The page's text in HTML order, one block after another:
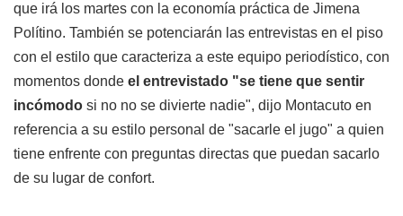
que irá los martes con la economía práctica de Jimena
Polítino. También se potenciarán las entrevistas en el piso
con el estilo que caracteriza a este equipo periodístico, con
momentos donde el entrevistado "se tiene que sentir
incómodo si no no se divierte nadie", dijo Montacuto en
referencia a su estilo personal de "sacarle el jugo" a quien
tiene enfrente con preguntas directas que puedan sacarlo
de su lugar de confort.